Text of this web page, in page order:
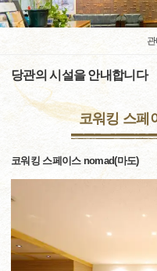
당관의 시설을 안내합니다
코워킹 스페
코워킹 스페이스 nomad(마도)